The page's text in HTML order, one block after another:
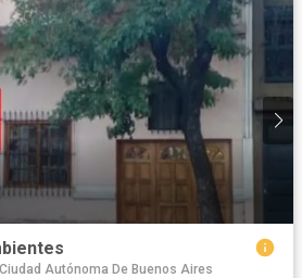
Autónoma De Buenos Aires